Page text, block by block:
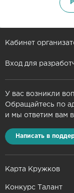
Кабинет
Вход для
У вас возникли
Обращайтесь по
и мы ответим вам
Написать в
Карта Кружков
Конкурс Талант